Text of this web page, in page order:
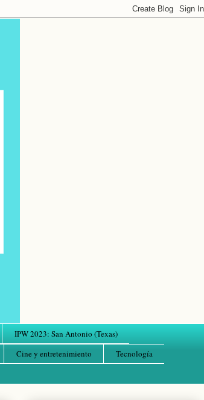
IPW 2023: San Antonio (Texas)
Cine y entretenimiento
Tecnología